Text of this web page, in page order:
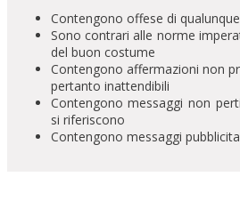
Contengono offese di
Sono contrari alle norme
del buon costume
Contengono affermazioni non
pertanto inattendibili
Contengono messaggi non
si riferiscono
Contengono messaggi